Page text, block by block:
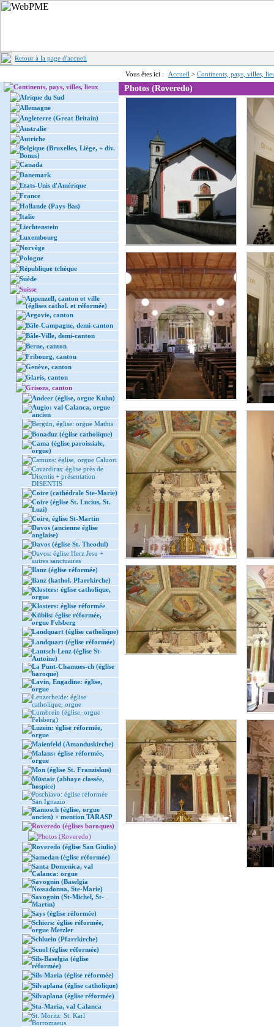
Retour à la page d'accueil
Vous êtes ici : Accueil > Continents, pays, villes,
Continents, pays, villes, lieux
Afrique du Sud
Allemagne
Angleterre (Great Britain)
Australie
Autriche
Belgique (Bruxelles, Liège, + div.
Bonus)
Canada
Danemark
Etats-Unis d'Amérique
France
Hollande (Pays-Bas)
Italie
Liechtenstein
Luxembourg
Norvège
Pologne
République tchèque
Suède
Suisse
Appenzell, canton et ville
(églises cathol. et réformée)
Argovie, canton
Bâle-Campagne, demi-canton
Bâle-Ville, demi-canton
Berne, canton
Fribourg, canton
Genève, canton
Glaris, canton
Grisons, canton
Andeer (église, orgue Kuhn)
Augio: val Calanca, orgue
ancien
Bergün, église: orgue Mathis
Bonaduz (église catholique)
Cama (église paroissiale,
orgue)
Camuns: église, orgue Caluori
Cavardiras: église près de
Disentis + présentation
DISENTIS
Coire (cathédrale Ste-Marie)
Coire (église St. Lucius, St.
Luzi)
Coire, église St-Martin
Davos (ancienne église
anglaise)
Davos (église St. Theodul)
Davos: église Herz Jesu +
autres sanctuaires
Ilanz (église réformée)
Ilanz (kathol. Pfarrkirche)
Klosters: église catholique,
orgue
Klosters: église réformée
Küblis: église réformée,
orgue Felsberg
Landquart (église catholique)
Landquart (église réformée)
Lantsch-Lenz (église St-
Antoine)
La Punt-Chamues-ch (église
baroque)
Lavin, Engadine: église,
orgue
Lenzerheide: église
catholique, orgue
Lumbrein (église, orgue
Felsberg)
Luzein: église réformée,
orgue
Maienfeld (Amanduskirche)
Malans: église réformée,
orgue
Mon (église St. Franziskus)
Müstair (abbaye classée,
hospice)
Poschiavo: église réformée
San Ignazio
Ramosch (église, orgue
ancien) + mention TARASP
Roveredo (églises baroques)
Photos (Roveredo)
Roveredo (église San Giulio)
Samedan (église réformée)
Santa Domenica, val
Calanca: orgue
Savognin (Baselgia
Nossadonna, Ste-Marie)
Savognin (St-Michel, St-
Martin)
Says (église réformée)
Schiers: église réformée,
orgue Metzler
Schluein (Pfarrkirche)
Scuol (église réformée)
Sils-Baselgia (église
réformée)
Sils-Maria (église réformée)
Silvaplana (église catholique)
Silvaplana (église réformée)
Sta-Maria, val Calanca
St. Moritz: St. Karl
Borromaeus
Photos (Roveredo)